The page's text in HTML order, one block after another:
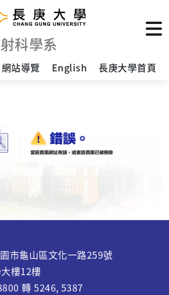
科學系
網站導覽 English 長庚大學首頁
龜山區文化一路259號
樓12樓
轉 5246, 5387